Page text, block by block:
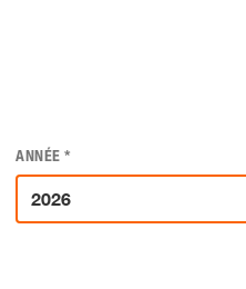
ANNÉE *